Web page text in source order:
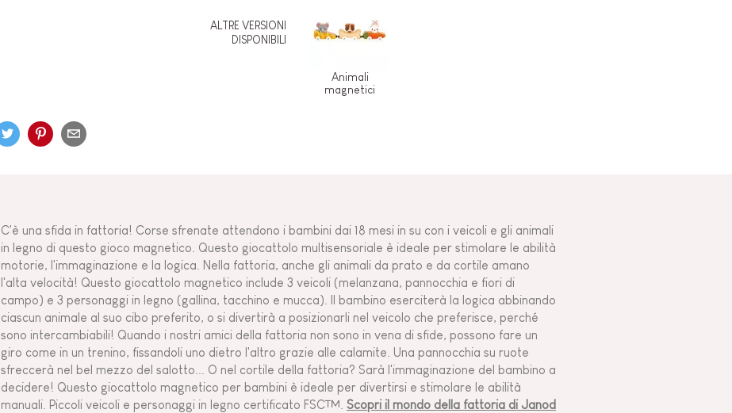
ALTRE VERSIONI
DISPONIBILI
Animali
magnetici
C'è una sfida in fattoria! Corse sfrenate attendono i bambini dai 18 mesi in su con i veicoli e gli animali
in legno di questo gioco magnetico. Questo giocattolo multisensoriale è ideale per stimolare le abilità
motorie, l'immaginazione e la logica. Nella fattoria, anche gli animali da prato e da cortile amano
l'alta velocità! Questo giocattolo magnetico include 3 veicoli (melanzana, pannocchia e fiori di
campo) e 3 personaggi in legno (gallina, tacchino e mucca). Il bambino eserciterà la logica abbinando
ciascun animale al suo cibo preferito, o si divertirà a posizionarli nel veicolo che preferisce, perché
sono intercambiabili! Quando i nostri amici della fattoria non sono in vena di sfide, possono fare un
giro come in un trenino, fissandoli uno dietro l'altro grazie alle calamite. Una pannocchia su ruote
sfreccerà nel bel mezzo del salotto... O nel cortile della fattoria? Sarà l'immaginazione del bambino a
decidere! Questo giocattolo magnetico per bambini è ideale per divertirsi e stimolare le abilità
manuali. Piccoli veicoli e personaggi in legno certificato FSC™. Scopri il mondo della fattoria di Janod